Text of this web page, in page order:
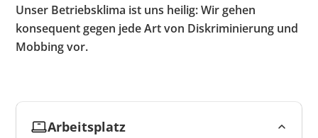
Bewirb Dich auch, wenn gerade kein passendes
Stellenangebot offen ist!
Unser Betriebsklima ist uns heilig: Wir gehen
konsequent gegen jede Art von Diskriminierung und
Mobbing vor.
Arbeitsplatz